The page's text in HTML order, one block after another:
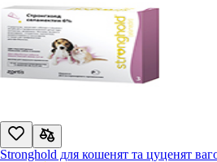
Stronghold для кошенят та цуценят